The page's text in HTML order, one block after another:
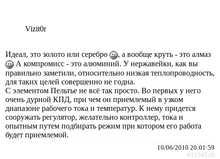
Vizit0r
Идеал, это золото или серебро
, а вообще круть - это алмаз
А компромисс - это алюминий. У нержавейки, как вы
правильно заметили, относительно низкая теплопроводность,
для таких целей совершенно не годна.
С элементом Пельтье не всё так просто. Во первых у него
очень дурной КПД, при чем он приемлемый в узком
диапазоне рабочего тока и температур. К нему придется
сооружать регулятор, желательно контроллер, тока и
опытным путем подбирать режим при котором его работа
будет приемлемой.
10/06/2010 20:01:59
#1154510